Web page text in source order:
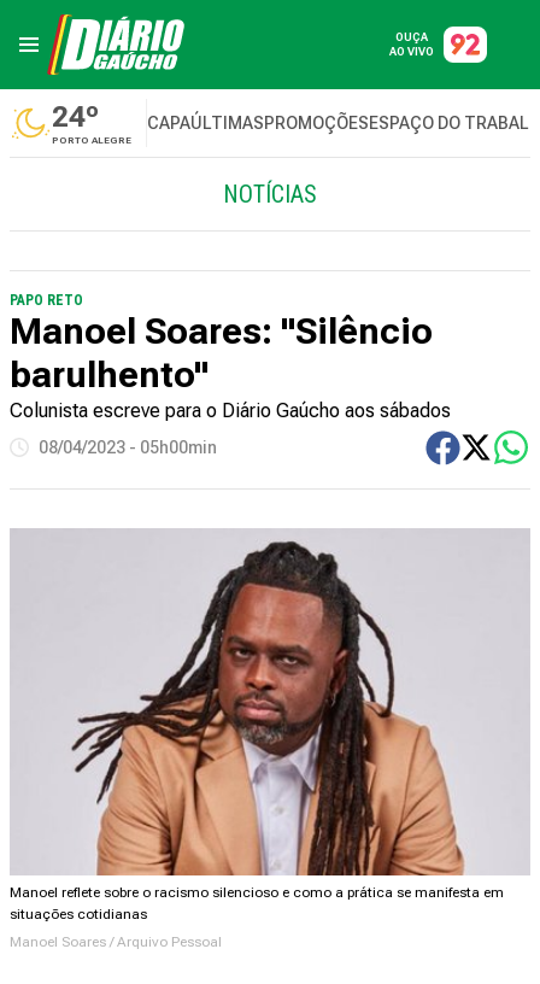
OUÇA
AO VIVO
24º
PORTO ALEGRE
CAPAÚLTIMASPROMOÇÕESESPAÇO DO
NOTÍCIAS
PAPO RETO
Manoel Soares: "Silêncio
barulhento"
Colunista escreve para o Diário Gaúcho aos sábados
08/04/2023 - 05h00min
Manoel reflete sobre o racismo silencioso e como a prática se manifesta em
situações cotidianas
Manoel Soares / Arquivo Pessoal